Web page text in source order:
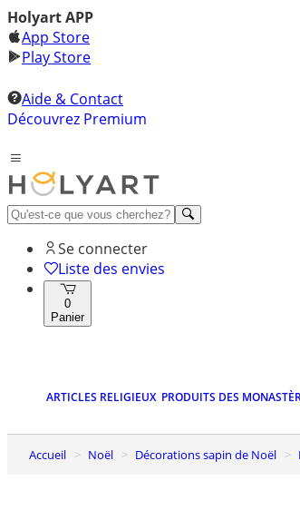
Holyart APP
App Store
Play Store
Aide & Contact
Découvrez Premium
Se connecter
Liste des envies
0
Panier
ARTICLES RELIGIEUX PRODUITS DES
Accueil Noël Décorations sapin de Noël